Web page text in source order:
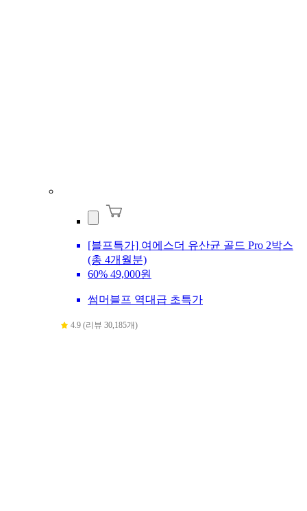
[블프특가] 여에스더 유산균 골드 Pro 2박스
(총 4개월분)
60% 49,000원
썸머블프 역대급 초특가
4.9 (리뷰 30,185개)